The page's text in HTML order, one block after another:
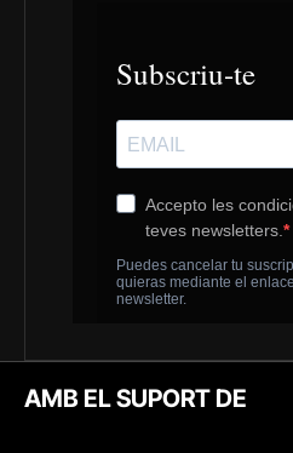
AMB EL SUPORT DE